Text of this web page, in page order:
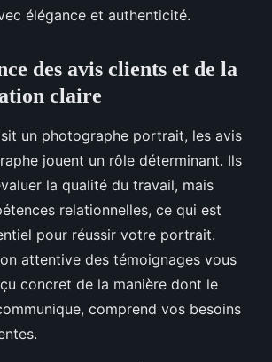
élégance et authenticité.
des avis clients et de la
claire
un photographe portrait, les avis
jouent un rôle déterminant. Ils
la qualité du travail, mais
relationnelles, ce qui est
pour réussir votre portrait.
attentive des témoignages vous
concret de la manière dont le
comprend vos besoins